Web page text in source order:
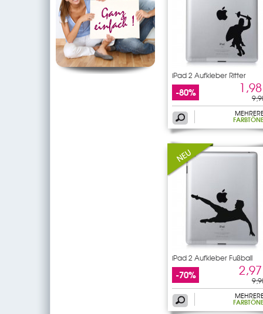
iPad 2 Aufkleber Ritter
-80%
iPad 2 Aufkleber Fußball
-70%